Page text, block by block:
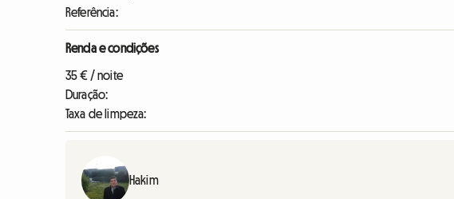
Referência:
Renda e condições
35 € / noite
Duração:
Taxa de limpeza:
Hakim